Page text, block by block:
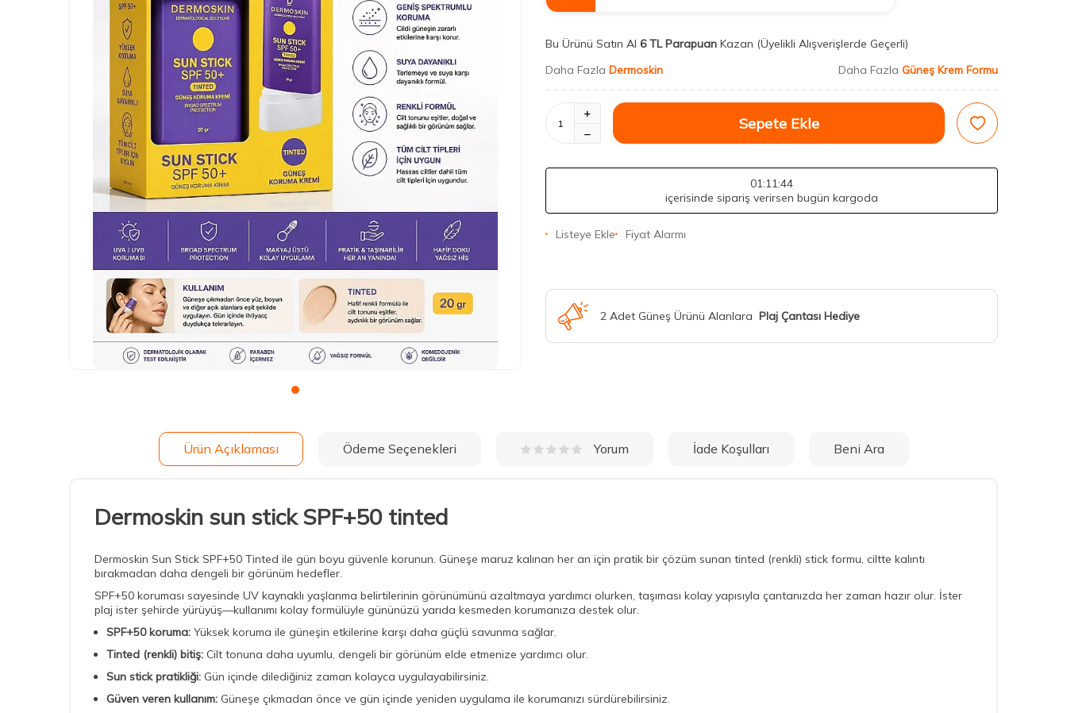
Bu Ürünü Satın Al 6 TL Parapuan Kazan (Üyelikli Alışverişlerde Geçerli)
Daha Fazla Dermoskin Daha Fazla Güneş Krem Formu
Sepete Ekle
01:11:43
içerisinde sipariş verirsen bugün kargoda
Listeye Ekle Fiyat Alarmı
2 Adet Güneş Ürünü Alanlara Plaj Çantası Hediye
Ürün Açıklaması Ödeme Seçenekleri Yorum İade Koşulları Beni Ara
Dermoskin sun stick SPF+50 tinted
Dermoskin Sun Stick SPF+50 Tinted ile gün boyu güvenle korunun. Güneşe maruz kalınan her an için pratik bir çözüm sunan tinted (renkli) stick formu, ciltte kalıntı
bırakmadan daha dengeli bir görünüm hedefler.
SPF+50 koruması sayesinde UV kaynaklı yaşlanma belirtilerinin görünümünü azaltmaya yardımcı olurken, taşıması kolay yapısıyla çantanızda her zaman hazır olur. İster
plaj ister şehirde yürüyüş—kullanımı kolay formülüyle gününüzü yarıda kesmeden korumanıza destek olur.
SPF+50 koruma: Yüksek koruma ile güneşin etkilerine karşı daha güçlü savunma sağlar.
Tinted (renkli) bitiş: Cilt tonuna daha uyumlu, dengeli bir görünüm elde etmenize yardımcı olur.
Sun stick pratikliği: Gün içinde dilediğiniz zaman kolayca uygulayabilirsiniz.
Güven veren kullanım: Güneşe çıkmadan önce ve gün içinde yeniden uygulama ile korumanızı sürdürebilirsiniz.